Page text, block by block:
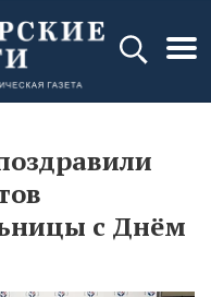
с Днём